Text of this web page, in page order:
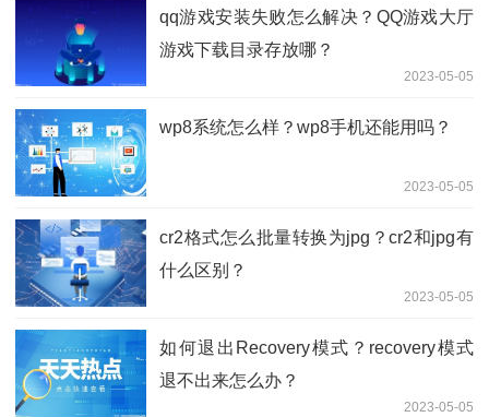
qq游戏安装失败怎么解决？QQ游戏大厅
游戏下载目录存放哪？
2023-05-05
wp8系统怎么样？wp8手机还能用吗？
2023-05-05
cr2格式怎么批量转换为jpg？cr2和jpg有
什么区别？
2023-05-05
如何退出Recovery模式？recovery模式
退不出来怎么办？
2023-05-05